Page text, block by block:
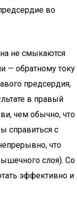
во
не смыкаются
— обратному току
предсердия,
в правый
чем обычно, что
справиться с
что
слоя). Со
эффективно и